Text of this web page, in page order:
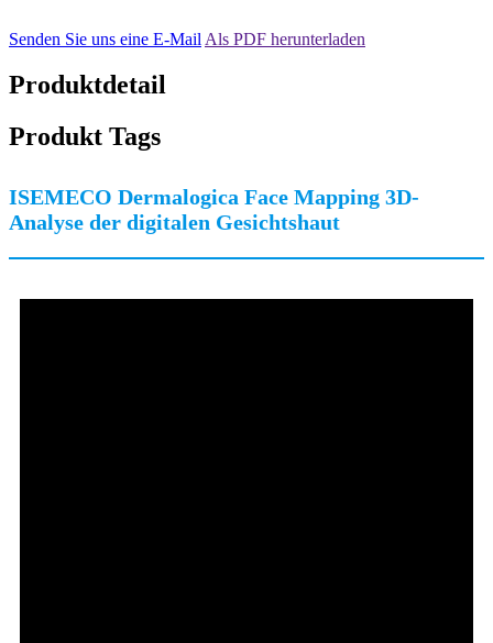
Senden Sie uns eine E-Mail Als PDF herunterladen
Produktdetail
Produkt Tags
ISEMECO Dermalogica Face Mapping 3D-
Analyse der digitalen Gesichtshaut